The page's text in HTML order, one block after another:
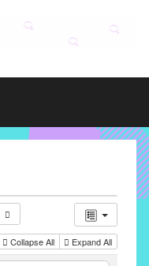
Collapse All Expand All